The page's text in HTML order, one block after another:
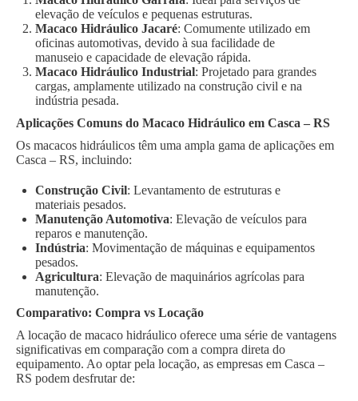
elevação de veículos e pequenas estruturas.
Macaco Hidráulico Jacaré: Comumente utilizado em
oficinas automotivas, devido à sua facilidade de
manuseio e capacidade de elevação rápida.
Macaco Hidráulico Industrial: Projetado para grandes
cargas, amplamente utilizado na construção civil e na
indústria pesada.
Aplicações Comuns do Macaco Hidráulico em Casca – RS
Os macacos hidráulicos têm uma ampla gama de aplicações em
Casca – RS, incluindo:
Construção Civil: Levantamento de estruturas e
materiais pesados.
Manutenção Automotiva: Elevação de veículos para
reparos e manutenção.
Indústria: Movimentação de máquinas e equipamentos
pesados.
Agricultura: Elevação de maquinários agrícolas para
manutenção.
Comparativo: Compra vs Locação
A locação de macaco hidráulico oferece uma série de vantagens
significativas em comparação com a compra direta do
equipamento. Ao optar pela locação, as empresas em Casca –
RS podem desfrutar de: